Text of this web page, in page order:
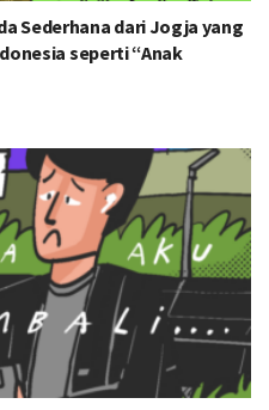
Sederhana dari Jogja yang
seperti “Anak